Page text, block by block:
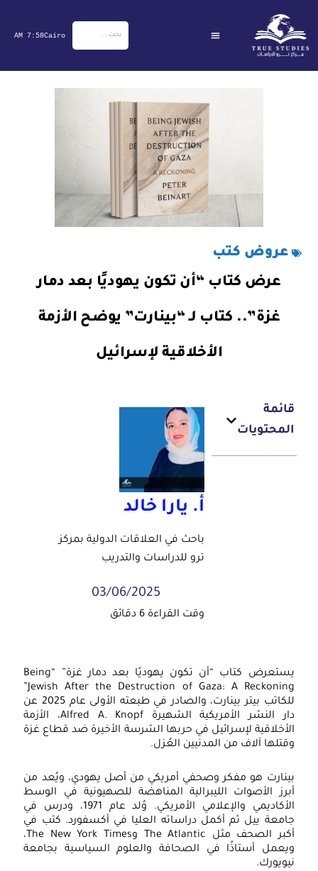
المحتوى
Cairo
7:58 AM
عروض كتب
عرض كتاب “أن تكون يهوديًا بعد دمار
غزة”.. كتاب لـ “بينارت” يوضح الأزمة
الأخلاقية لإسرائيل
قائمة
المحتويات
أ. يارا خالد
باحث في العلاقات الدولية بمركز
ترو للدراسات والتدريب
03/06/2025
يستعرض كتاب “أن تكون يهوديًا بعد دمار غزة” “Being
Jewish After the Destruction of Gaza: A Reckoning”
للكاتب بيتر بينارت، والصادر في طبعته الأولى عام 2025 عن
دار النشر الأمريكية الشهيرة Alfred A. Knopf، الأزمة
الأخلاقية لإسرائيل في حربها الشرسة الأخيرة ضد قطاع غزة
وقتلها آلاف من المدنيين العُزل.
بينارت هو مفكر وصحفي أمريكي من أصل يهودي، ويُعد من
أبرز الأصوات الليبرالية المناهضة للصهيونية في الوسط
الأكاديمي والإعلامي الأمريكي. وُلد عام 1971، ودرس في
جامعة ييل ثم أكمل دراساته العليا في أكسفورد. كتب في
أكبر الصحف مثل The Atlantic وThe New York Times،
ويعمل أستاذًا في الصحافة والعلوم السياسية بجامعة
نيويورك.